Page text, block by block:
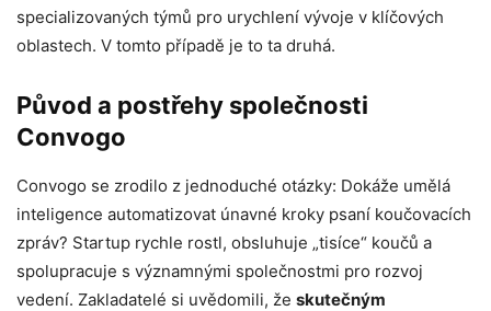
specializovaných týmů pro urychlení vývoje v klíčových
oblastech. V tomto případě je to ta druhá.
Původ a postřehy společnosti
Convogo
Convogo se zrodilo z jednoduché otázky: Dokáže umělá
inteligence automatizovat únavné kroky psaní koučovacích
zpráv? Startup rychle rostl, obsluhuje „tisíce“ koučů a
spolupracuje s významnými společnostmi pro rozvoj
vedení. Zakladatelé si uvědomili, že skutečným